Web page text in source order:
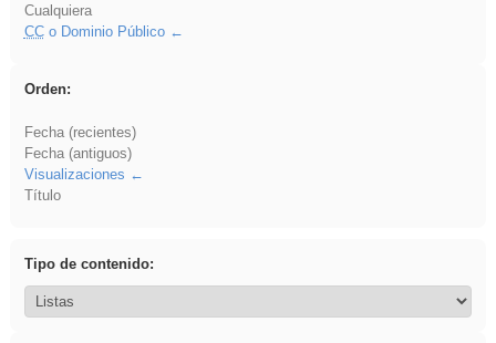
Cualquiera
CCo Dominio Público
Orden:
Fecha (recientes)
Fecha (antiguos)
Visualizaciones
Título
Tipo de contenido: